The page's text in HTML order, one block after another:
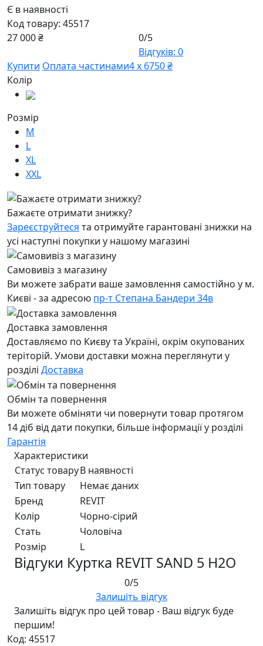
Є в наявності
Код товару: 45517
27 000 ₴
0/5
Відгуків: 0
Купити Оплата частинами4 х 6750 ₴
Колір
Розмір
M
L
XL
XXL
Бажаєте отримати знижку?
Зареєструйтеся та отримуйте гарантовані знижки на
усі наступні покупки у нашому магазині
Самовивіз з магазину
Ви можете забрати ваше замовлення самостійно у м.
Києві - за адресою пр-т Степана Бандери 34в
Доставка замовлення
Доставляємо по Києву та Україні, окрім окупованих
теріторій. Умови доставки можна переглянути у
розділі Доставка
Обмін та повернення
Ви можете обміняти чи повернути товар протягом
14 діб від дати покупки, більше інформації у розділі
Гарантія
Характеристики
Статус товаруВ наявності
Тип товару
Немає даних
Бренд
REVIT
Колір
Чорно-сiрий
Стать
Чоловiча
Розмір
L
Відгуки Куртка REVIT SAND 5 H2O
0/5
Залишіть відгук
Залишіть відгук про цей товар - Ваш відгук буде
першим!
Код: 45517